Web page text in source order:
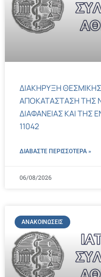
ΔΙΑΚΗΡΥΞΗ
ΑΠΟΚΑΤΑΣΤΑΣΗ ΤΗΣ
ΔΙΑΦΑΝΕΙΑΣ ΚΑΙ ΤΗΣ
11042
ΔΙΑΒΑΣΤΕ ΠΕΡΙΣΣΌΤΕΡΑ »
06/08/2026
ΑΝΑΚΟΙΝΏΣΕΙΣ